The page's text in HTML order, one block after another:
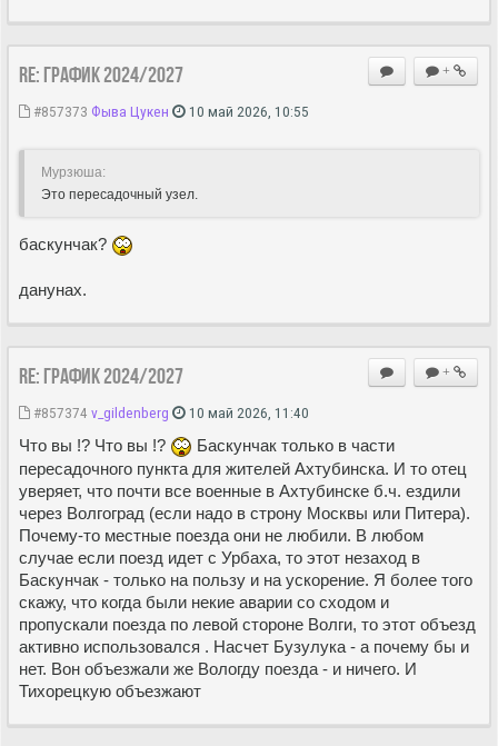
+
Re: ГРАФИК 2024/2027
#857373 Фыва Цукен 10 май 2026, 10:55
Мурзюша:
Это пересадочный узел.
баскунчак?
данунах.
+
Re: ГРАФИК 2024/2027
#857374 v_gildenberg 10 май 2026, 11:40
Что вы !? Что вы !?
Баскунчак только в части
пересадочного пункта для жителей Ахтубинска. И то отец
уверяет, что почти все военные в Ахтубинске б.ч. ездили
через Волгоград (если надо в строну Москвы или Питера).
Почему-то местные поезда они не любили. В любом
случае если поезд идет с Урбаха, то этот незаход в
Баскунчак - только на пользу и на ускорение. Я более того
скажу, что когда были некие аварии со сходом и
пропускали поезда по левой стороне Волги, то этот объезд
активно использовался . Насчет Бузулука - а почему бы и
нет. Вон объезжали же Вологду поезда - и ничего. И
Тихорецкую объезжают